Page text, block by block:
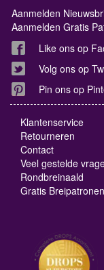
Aanmelden
Aanmelden Gratis
Like ons op
Volg ons op
Pin ons op
Klantenservice
Retourneren
Contact
Veel gestelde
Rondbreinaald
Gratis Breipatronen